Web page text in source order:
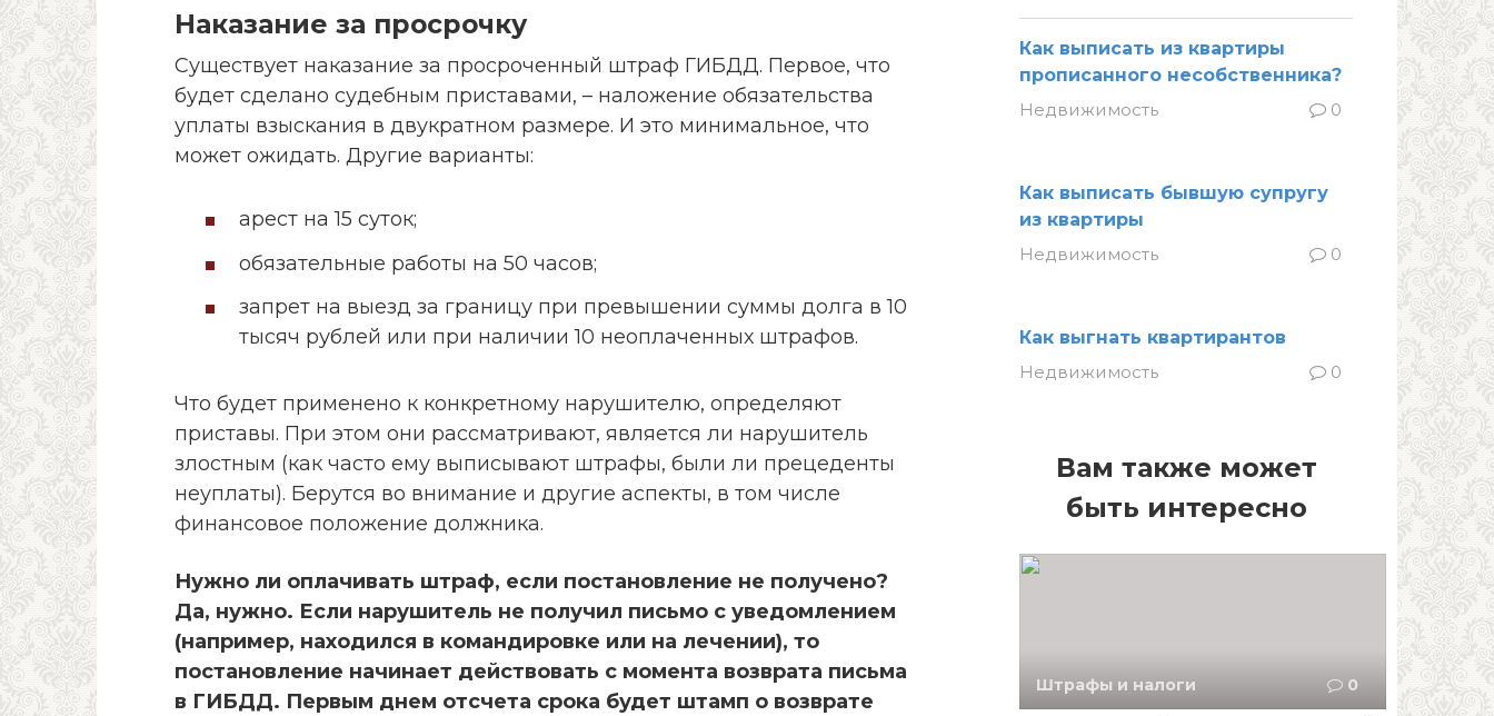
Наказание за просрочку
Существует наказание за просроченный штраф ГИБДД. Первое, что
будет сделано судебным приставами, – наложение обязательства
уплаты взыскания в двукратном размере. И это минимальное, что
может ожидать. Другие варианты:
арест на 15 суток;
обязательные работы на 50 часов;
запрет на выезд за границу при превышении суммы долга в 10
тысяч рублей или при наличии 10 неоплаченных штрафов.
Что будет применено к конкретному нарушителю, определяют
приставы. При этом они рассматривают, является ли нарушитель
злостным (как часто ему выписывают штрафы, были ли прецеденты
неуплаты). Берутся во внимание и другие аспекты, в том числе
финансовое положение должника.
Нужно ли оплачивать штраф, если постановление не получено?
Да, нужно. Если нарушитель не получил письмо с уведомлением
(например, находился в командировке или на лечении), то
постановление начинает действовать с момента возврата письма
в ГИБДД. Первым днем отсчета срока будет штамп о возврате
Как выписать из квартиры
прописанного несобственника?
Недвижимость
0
Как выписать бывшую супругу
из квартиры
Недвижимость
0
Как выгнать квартирантов
Недвижимость
0
Вам также может
быть интересно
Штрафы и налоги 0